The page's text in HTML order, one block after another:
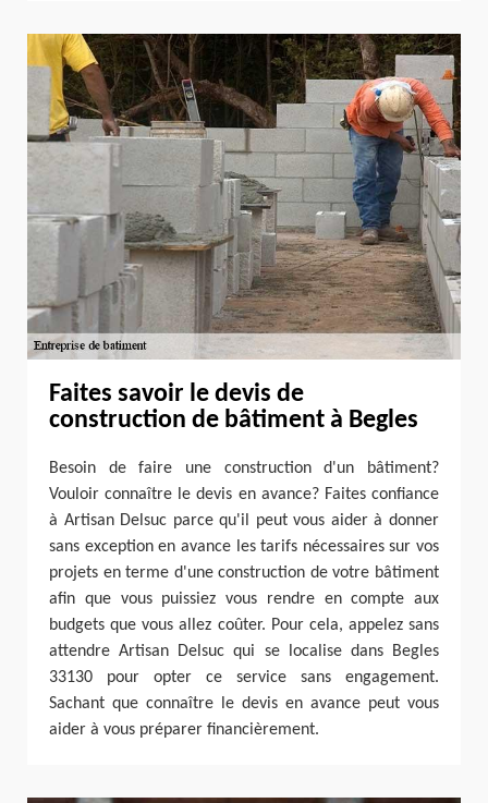
Faites savoir le devis de
construction de bâtiment à Begles
Besoin de faire une construction d'un bâtiment?
Vouloir connaître le devis en avance? Faites confiance
à Artisan Delsuc parce qu'il peut vous aider à donner
sans exception en avance les tarifs nécessaires sur vos
projets en terme d'une construction de votre bâtiment
afin que vous puissiez vous rendre en compte aux
budgets que vous allez coûter. Pour cela, appelez sans
attendre Artisan Delsuc qui se localise dans Begles
33130 pour opter ce service sans engagement.
Sachant que connaître le devis en avance peut vous
aider à vous préparer financièrement.